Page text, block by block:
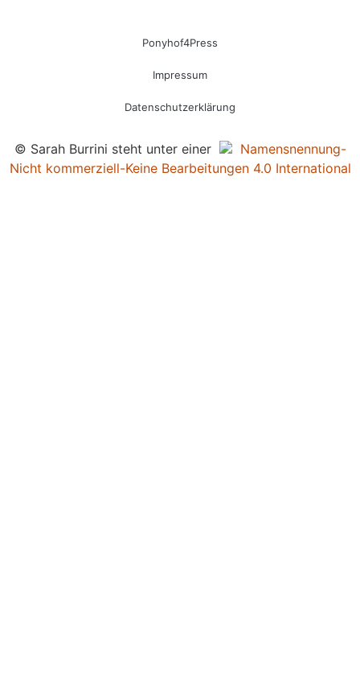
Ponyhof4Press
Impressum
Datenschutzerklärung
© Sarah Burrini steht unter einer
Namensnennung-
Nicht kommerziell-Keine Bearbeitungen 4.0 International